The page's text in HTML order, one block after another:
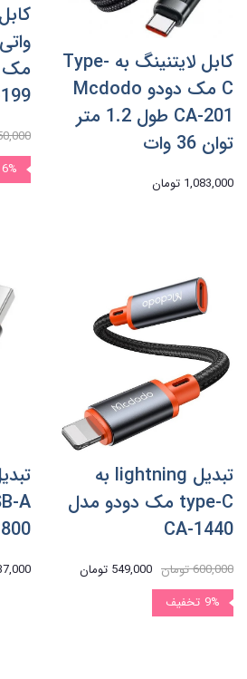
کابل لایتنینگ به Type-
C مک دودو Mcdodo
CA-201 طول 1.2 متر
توان 36 وات
1,083,000 تومان
مک
6%
تبدیل lightning به
type-C مک دودو مدل
CA-1440
600,000 تومان
549,000 تومان
9% تخفیف
437,000